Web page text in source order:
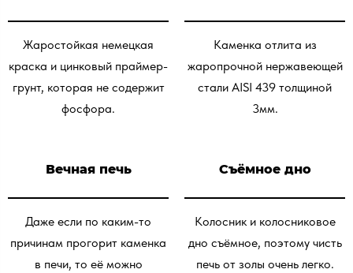
Жаростойкая немецкая
краска и цинковый праймер-
грунт, которая не содержит
фосфора.
Каменка отлита из
жаропрочной нержавеющей
стали AISI 439 толщиной
3мм.
Вечная печь
Даже если по каким-то
причинам прогорит каменка
в печи, то её можно
Съёмное дно
Колосник и колосниковое
дно съёмное, поэтому чисть
печь от золы очень легко.